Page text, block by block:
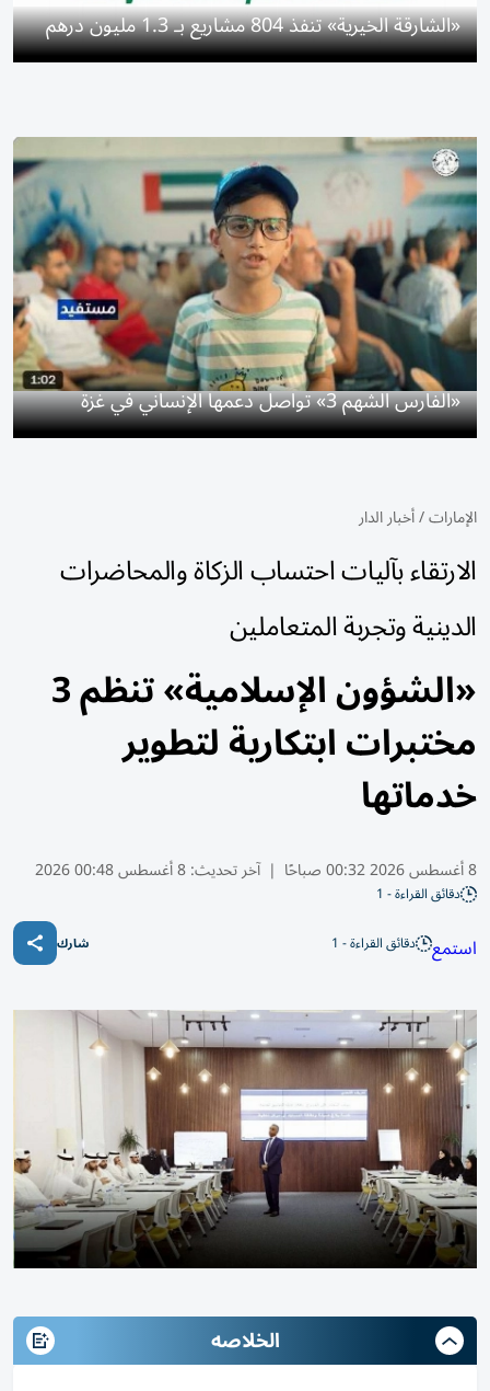
«الشارقة الخيرية» تنفذ 804 مشاريع بـ 1.3 مليون درهم
«الفارس الشهم 3» تواصل دعمها الإنساني في غزة
الإمارات/أخبار الدار
الارتقاء بآليات احتساب الزكاة والمحاضرات
الدينية وتجربة المتعاملين
«الشؤون الإسلامية» تنظم 3
مختبرات ابتكارية لتطوير
خدماتها
8 أغسطس 2026 00:32 صباحًا | آخر تحديث:8 أغسطس 00:48 2026
دقائق القراءة - 1
استمع دقائق القراءة - 1 شارك
الخلاصه